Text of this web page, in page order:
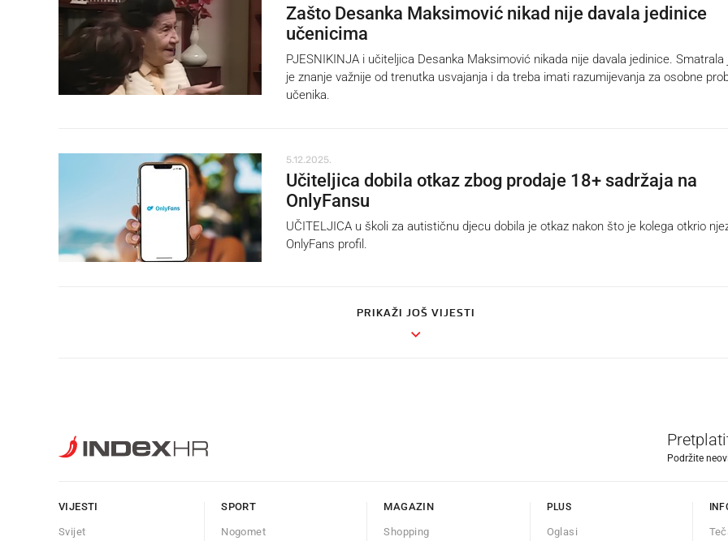
Zašto Desanka Maksimović nikad nije davala jedinice
učenicima
PJESNIKINJA i učiteljica Desanka Maksimović nikada nije davala jedinice. Smatrala
je znanje važnije od trenutka usvajanja i da treba imati razumijevanja za osobne
učenika.
5.12.2025.
Učiteljica dobila otkaz zbog prodaje 18+ sadržaja na
OnlyFansu
UČITELJICA u školi za autističnu djecu dobila je otkaz nakon što je kolega otkrio
OnlyFans profil.
PRIKAŽI JOŠ VIJESTI
Podržite
VIJESTI
Svijet
SPORT
Nogomet
MAGAZIN
Shopping
PLUS
Oglasi